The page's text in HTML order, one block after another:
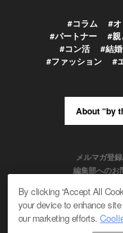
#コラム #
#パートナー
#親
#コン活
#結婚
#ファッション
#
About “by
メルマガ登
編集部へのお
By clicking “Accept All
your device to enhance
our marketing efforts.